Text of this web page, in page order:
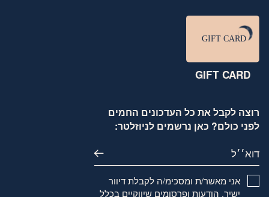
רוצה לקבל את כל העדכונים החמים
לפני כולם? כאן נרשמים לניוזלטר:
דוא׳׳ל
אני מאשר/ת ומסכימ/ה לקבלת דיוור
ישיר, הודעות ופרסומים שיווקיים בכלל
GIFT CARD